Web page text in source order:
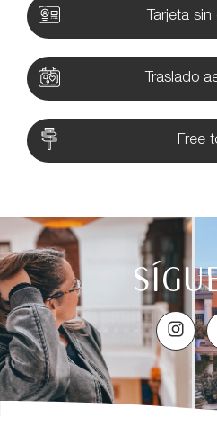
Tarjeta
Traslado
Free